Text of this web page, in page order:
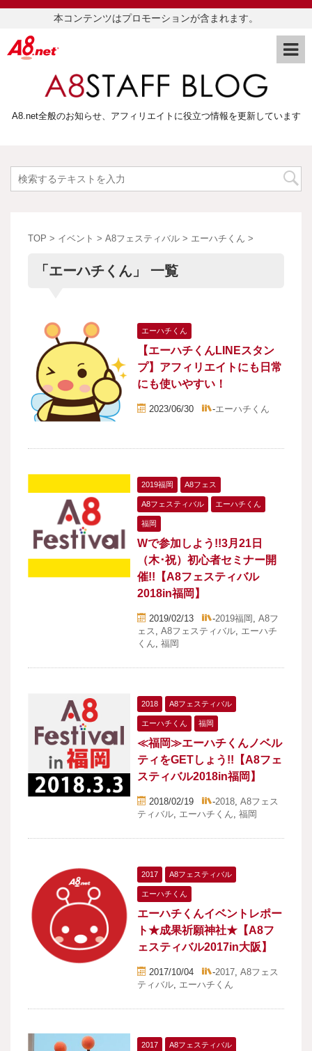
本コンテンツはプロモーションが含まれます。
A8.net全般のお知らせ、アフィリエイトに役立つ情報を更新しています
TOP > イベント > A8フェスティバル > エーハチくん >
「エーハチくん」 一覧
エーハチくん
【エーハチくんLINEスタン
プ】アフィリエイトにも日常
にも使いやすい！
2023/06/30 -エーハチくん
2019福岡 A8フェス
A8フェスティバル エーハチくん
福岡
Wで参加しよう!!3月21日
（木･祝）初心者セミナー開
催!!【A8フェスティバル
2018in福岡】
2019/02/13 -2019福岡 ,A8フ
ェス ,A8フェスティバル, エーハチ
くん,福岡
2018 A8フェスティバル
エーハチくん 福岡
≪福岡≫エーハチくんノベル
ティをGETしょう!!【A8フェ
スティバル2018in福岡】
2018/02/19 -2018,A8フェス
ティバル, エーハチくん,福岡
2017 A8フェスティバル
エーハチくん
エーハチくんイベントレポー
ト★成果祈願神社★【A8フ
ェスティバル2017in大阪】
2017/10/04 -2017,A8フェス
ティバル, エーハチくん
2017 A8フェスティバル